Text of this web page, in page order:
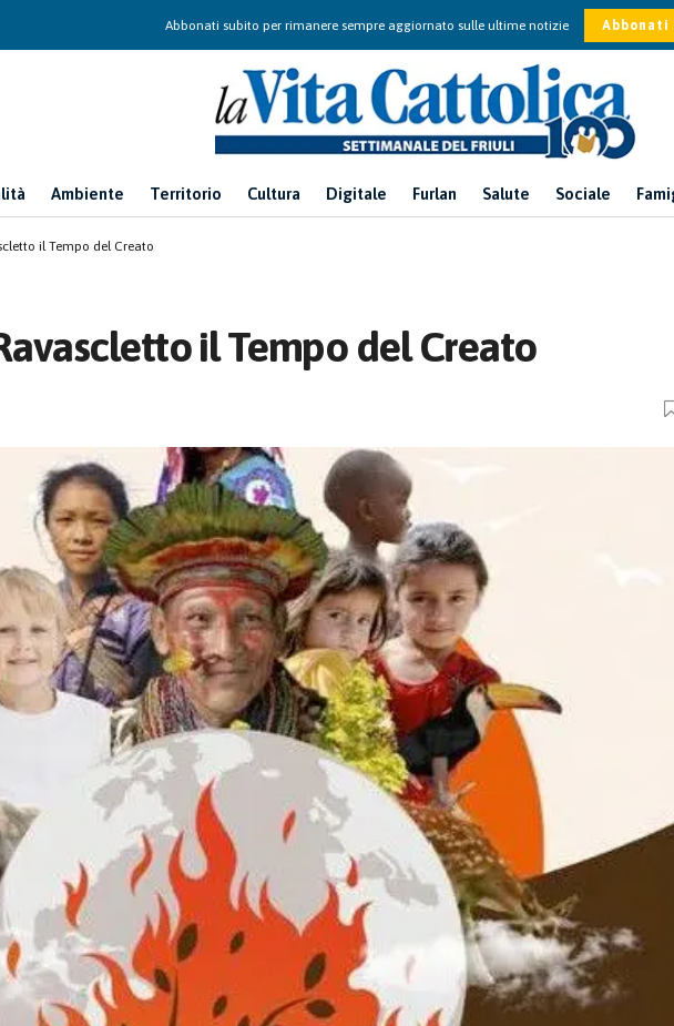
Abbonati subito per rimanere sempre aggiornato sulle ultime notizie Abbonati
Ambiente Territorio Cultura Digitale Furlan Salute Sociale
il Tempo del Creato
il Tempo del Creato